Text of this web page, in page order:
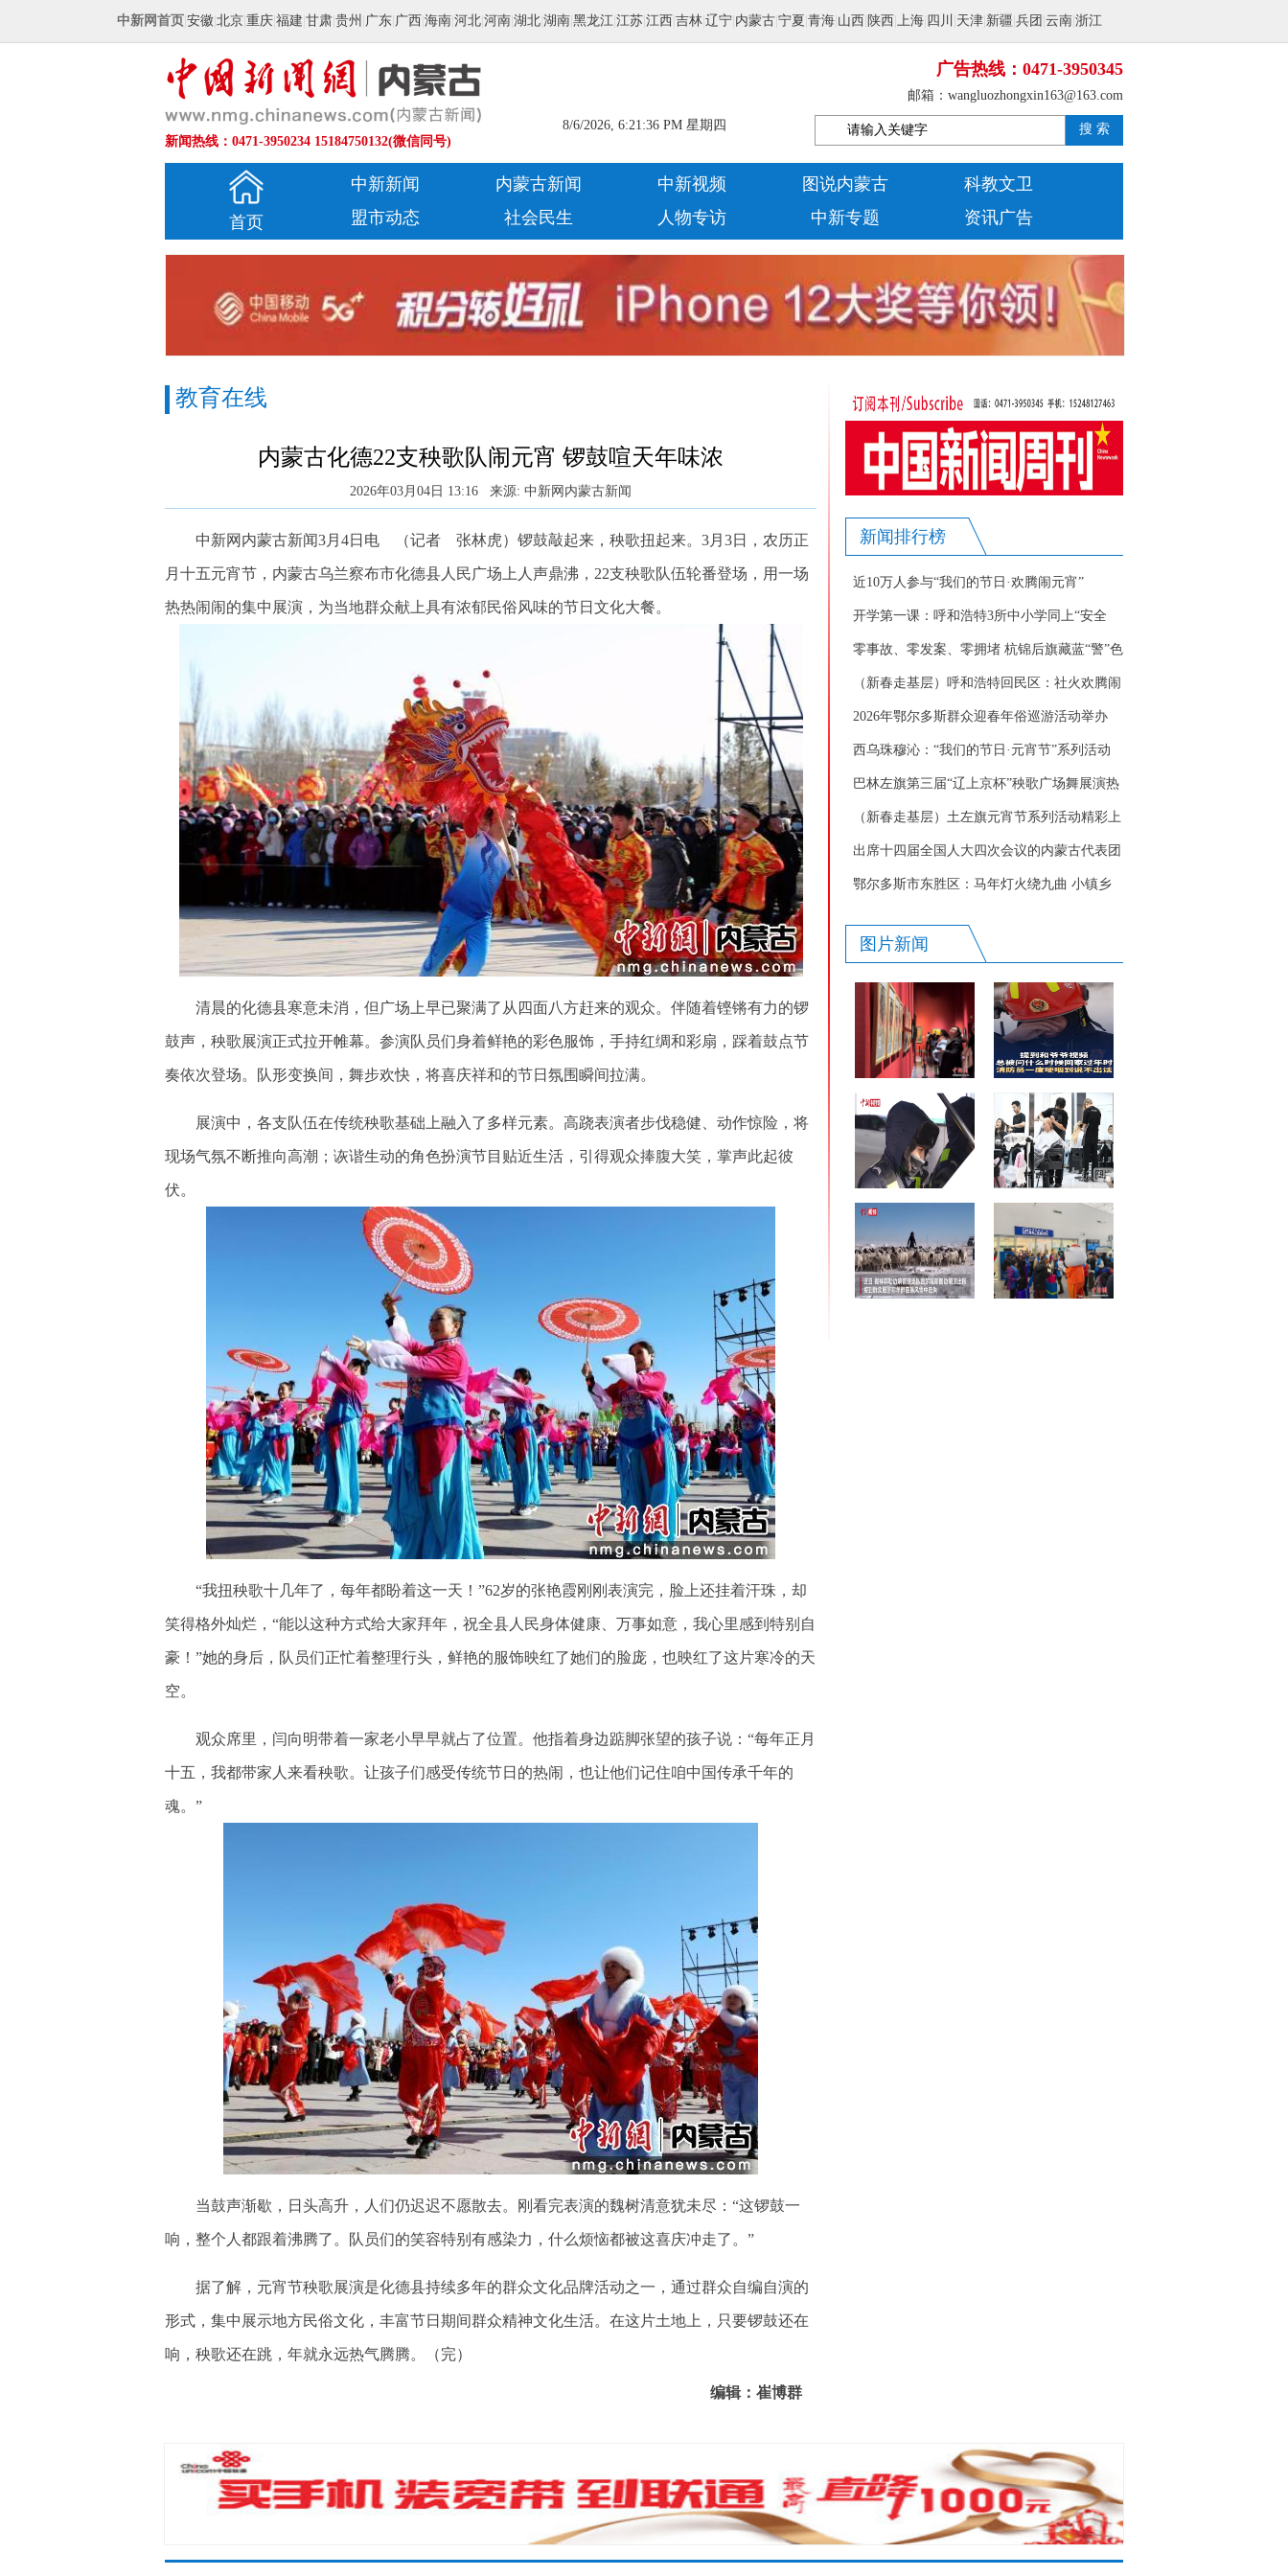
中新网首页 安徽 北京 重庆 福建 甘肃 贵州 广东 广西 海南 河北 河南 湖北 湖南 黑龙江 江苏 江西 吉林 辽宁 内蒙古 宁夏 青海 山西 陕西 上海 四川 天津 新疆 兵团 云南 浙江
新闻热线：0471-3950234 15184750132(微信同号)
8/6/2026, 6:21:37 PM 星期四
广告热线：0471-3950345
邮箱：wangluozhongxin163@163.com
搜 索
首页
中新新闻 内蒙古新闻 中新视频 图说内蒙古
科教文卫
盟市动态
社会民生 人物专访 中新专题 资讯广告
教育在线
内蒙古化德22支秧歌队闹元宵 锣鼓喧天年味浓
2026年03月04日 13:16 来源: 中新网内蒙古新闻
中新网内蒙古新闻3月4日电 （记者 张林虎）锣鼓敲起来，秧歌扭起来。3月3日，农历正
月十五元宵节，内蒙古乌兰察布市化德县人民广场上人声鼎沸，22支秧歌队伍轮番登场，用一场
热热闹闹的集中展演，为当地群众献上具有浓郁民俗风味的节日文化大餐。
清晨的化德县寒意未消，但广场上早已聚满了从四面八方赶来的观众。伴随着铿锵有力的锣
鼓声，秧歌展演正式拉开帷幕。参演队员们身着鲜艳的彩色服饰，手持红绸和彩扇，踩着鼓点节
奏依次登场。队形变换间，舞步欢快，将喜庆祥和的节日氛围瞬间拉满。
展演中，各支队伍在传统秧歌基础上融入了多样元素。高跷表演者步伐稳健、动作惊险，将
现场气氛不断推向高潮；诙谐生动的角色扮演节目贴近生活，引得观众捧腹大笑，掌声此起彼
伏。
“我扭秧歌十几年了，每年都盼着这一天！”62岁的张艳霞刚刚表演完，脸上还挂着汗珠，却
笑得格外灿烂，“能以这种方式给大家拜年，祝全县人民身体健康、万事如意，我心里感到特别自
豪！”她的身后，队员们正忙着整理行头，鲜艳的服饰映红了她们的脸庞，也映红了这片寒冷的天
空。
观众席里，闫向明带着一家老小早早就占了位置。他指着身边踮脚张望的孩子说：“每年正月
十五，我都带家人来看秧歌。让孩子们感受传统节日的热闹，也让他们记住咱中国传承千年的
魂。”
当鼓声渐歇，日头高升，人们仍迟迟不愿散去。刚看完表演的魏树清意犹未尽：“这锣鼓一
响，整个人都跟着沸腾了。队员们的笑容特别有感染力，什么烦恼都被这喜庆冲走了。”
据了解，元宵节秧歌展演是化德县持续多年的群众文化品牌活动之一，通过群众自编自演的
形式，集中展示地方民俗文化，丰富节日期间群众精神文化生活。在这片土地上，只要锣鼓还在
响，秧歌还在跳，年就永远热气腾腾。（完）
编辑：崔博群
新闻排行榜
近10万人参与“我们的节日·欢腾闹元宵”
开学第一课：呼和浩特3所中小学同上“安全
课”
零事故、零发案、零拥堵 杭锦后旗藏蓝“警”色
护团圆
（新春走基层）呼和浩特回民区：社火欢腾闹
元宵
2026年鄂尔多斯群众迎春年俗巡游活动举办
西乌珠穆沁：“我们的节日·元宵节”系列活动
解锁文明实践新暖意
巴林左旗第三届“辽上京杯”秧歌广场舞展演热
闹上演
（新春走基层）土左旗元宵节系列活动精彩上
演
出席十四届全国人大四次会议的内蒙古代表团
抵达北京
鄂尔多斯市东胜区：马年灯火绕九曲 小镇乡
图片新闻